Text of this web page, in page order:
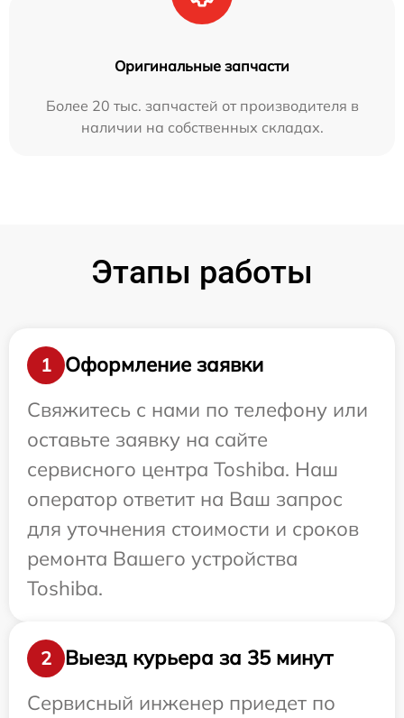
Оригинальные запчасти
Более 20 тыс. запчастей от производителя в
наличии на собственных складах.
Этапы работы
1
Оформление заявки
Свяжитесь с нами по телефону или
оставьте заявку на сайте
сервисного центра Toshiba. Наш
оператор ответит на Ваш запрос
для уточнения стоимости и сроков
ремонта Вашего устройства
Toshiba.
2
Выезд курьера за 35 минут
Сервисный инженер приедет по